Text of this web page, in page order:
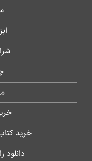
خرید
دانلود